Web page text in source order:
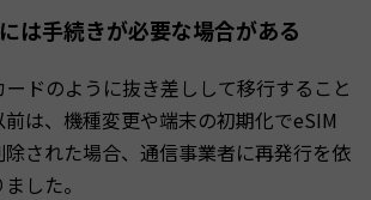
は手続きが必要な場合がある
ドのように抜き差しして移行すること
は、機種変更や端末の初期化でeSIM
された場合、通信事業者に再発行を依
した。